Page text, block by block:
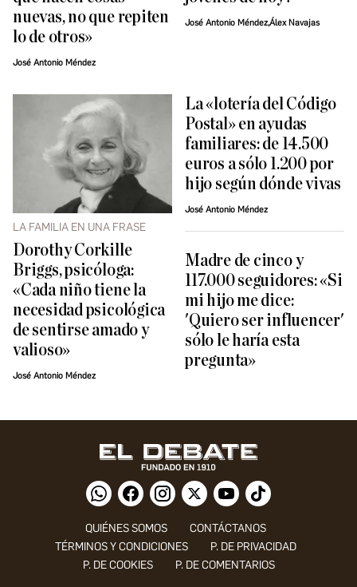
nuevas, no que repiten
lo de otros»
José Antonio Méndez
José Antonio Méndez,Álex Navajas
LA FAMILIA EN UNA FRASE
Dorothy Corkille
Briggs, psicóloga:
«Cada niño tiene la
necesidad psicológica
de sentirse amado y
valioso»
José Antonio Méndez
La «lotería del Código
Postal» en ayudas
familiares: de 14.500
euros a sólo 1.200 por
hijo según dónde vivas
José Antonio Méndez
Madre de cinco y
117.000 seguidores: «Si
mi hijo me dice:
'Quiero ser influencer'
sólo le haría esta
pregunta»
QUIÉNES SOMOS
CONTÁCTANOS
TÉRMINOS Y CONDICIONES
P. DE PRIVACIDAD
P. DE COOKIES
P. DE COMENTARIOS